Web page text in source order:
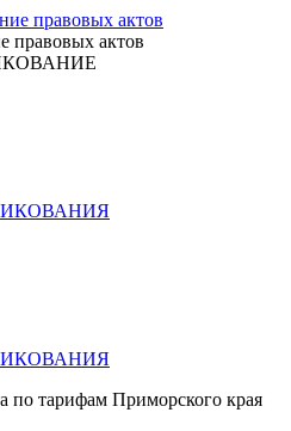
правовых актов
по тарифам Приморского края